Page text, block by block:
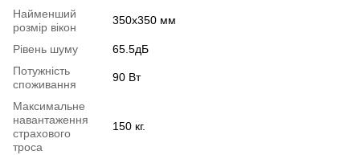
Найменший
розмір вікон
350х350 мм
Рівень шуму
65.5дБ
Потужність
споживання
90 Вт
Максимальне
навантаження
страхового
троса
150 кг.